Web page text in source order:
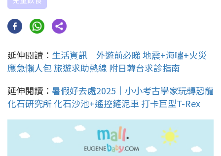
延伸閱讀： 生活資訊｜外遊前必睇 地震+海嘯+火災
應急懶人包 旅遊求助熱線 附日韓台求診指南
延伸閱讀： 暑假好去處2025｜小小考古學家玩轉恐龍
化石研究所 化石沙池+遙控鏟泥車 打卡巨型T-Rex